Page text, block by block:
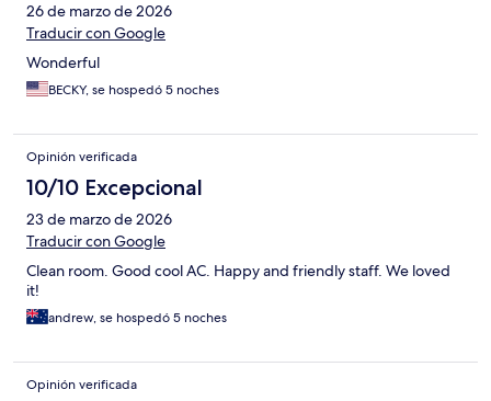
26 de marzo de 2026
Traducir con Google
Wonderful
BECKY, se hospedó 5 noches
Opinión verificada
10/10 Excepcional
23 de marzo de 2026
Traducir con Google
Clean room. Good cool AC. Happy and friendly staff. We loved
it!
andrew, se hospedó 5 noches
Opinión verificada